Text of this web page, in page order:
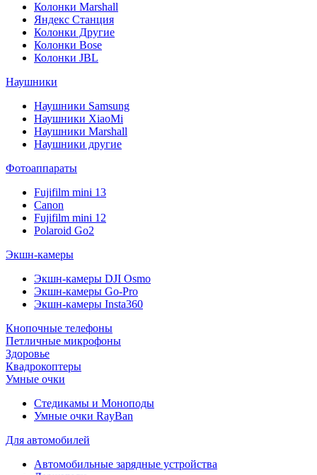
Колонки Marshall
Яндекс Станция
Колонки Другие
Колонки Bose
Колонки JBL
Наушники
Наушники Samsung
Наушники XiaoMi
Наушники Marshall
Наушники другие
Фотоаппараты
Fujifilm mini 13
Canon
Fujifilm mini 12
Polaroid Go2
Экшн-камеры
Экшн-камеры DJI Osmo
Экшн-камеры Go-Pro
Экшн-камеры Insta360
Кнопочные телефоны
Петличные микрофоны
Здоровье
Квадрокоптеры
Умные очки
Стедикамы и Моноподы
Умные очки RayBan
Для автомобилей
Автомобильные зарядные устройства